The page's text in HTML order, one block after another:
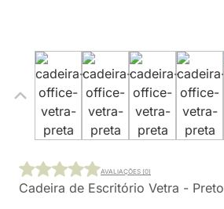
Cadeira de Escritório Vetra - Preto
AVALIAÇÕES (0)